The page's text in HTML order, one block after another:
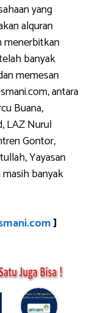
yang
alquran
banyak
memesan
antara
Buana,
LAZ Nurul
Gontor,
Yayasan
banyak
]